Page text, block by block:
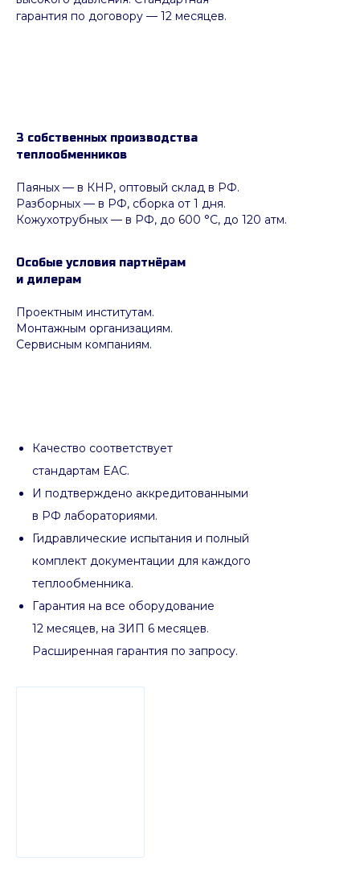
гарантия по договору — 12 месяцев.
3 собственных производства
теплообменников
Паяных — в КНР, оптовый склад в РФ.
Разборных — в РФ, сборка от 1 дня.
Кожухотрубных — в РФ, до 600 °C, до 120 атм.
Особые условия партнёрам
и дилерам
Проектным институтам.
Монтажным организациям.
Сервисным компаниям.
Качество соответствует
стандартам EAC.
И подтверждено аккредитованными
в РФ лабораториями.
Гидравлические испытания и полный
комплект документации для каждого
теплообменника.
Гарантия на все оборудование
12 месяцев, на ЗИП 6 месяцев.
Расширенная гарантия по запросу.